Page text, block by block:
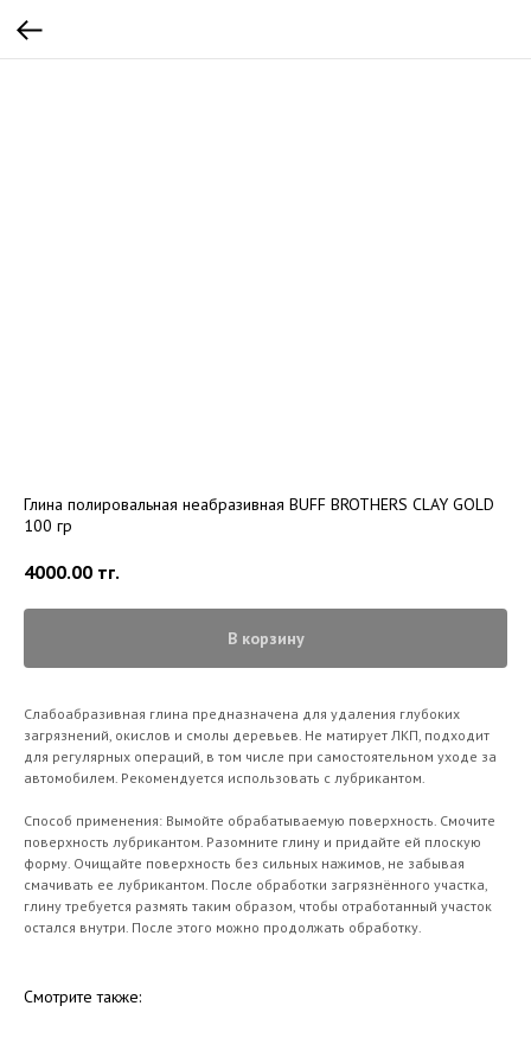
Глина полировальная неабразивная BUFF BROTHERS CLAY GOLD
100 гр
4000.00 тг.
В корзину
Слабоабразивная глина предназначена для удаления глубоких
загрязнений, окислов и смолы деревьев. Не матирует ЛКП, подходит
для регулярных операций, в том числе при самостоятельном уходе за
автомобилем. Рекомендуется использовать с лубрикантом.
Способ применения: Вымойте обрабатываемую поверхность. Смочите
поверхность лубрикантом. Разомните глину и придайте ей плоскую
форму. Очищайте поверхность без сильных нажимов, не забывая
смачивать ее лубрикантом. После обработки загрязнённого участка,
глину требуется размять таким образом, чтобы отработанный участок
остался внутри. После этого можно продолжать обработку.
Смотрите также: